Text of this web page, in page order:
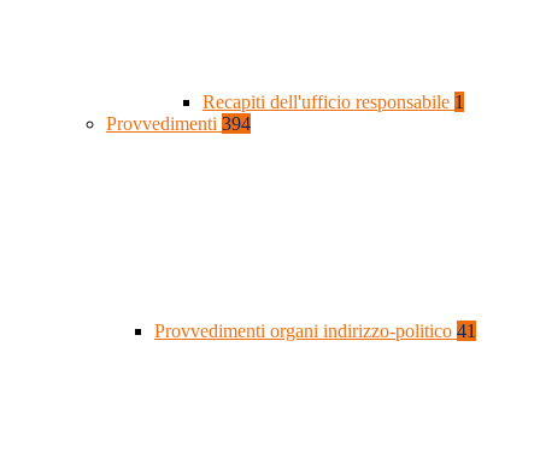
Recapiti dell'ufficio responsabile 1
Provvedimenti 394
Provvedimenti organi indirizzo-politico 41